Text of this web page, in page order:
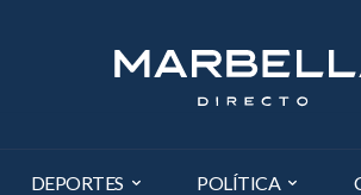
DEPORTES POLÍTICA